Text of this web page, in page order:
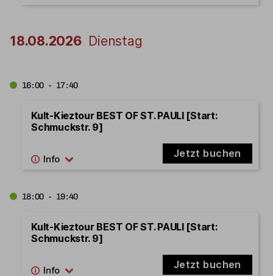
18.08.2026 Dienstag
16:00 - 17:40
Kult-Kieztour BEST OF ST. PAULI [Start:
Schmuckstr. 9]
Jetzt buchen
18:00 - 19:40
Kult-Kieztour BEST OF ST. PAULI [Start:
Schmuckstr. 9]
Jetzt buchen